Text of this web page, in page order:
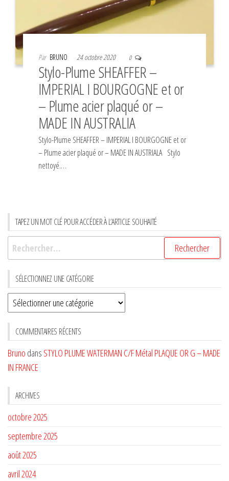
Par BRUNO 24 octobre 2020 0
Stylo-Plume SHEAFFER –
IMPERIAL I BOURGOGNE et or
– Plume acier plaqué or –
MADE IN AUSTRALIA
Stylo-Plume SHEAFFER – IMPERIAL I BOURGOGNE et or
– Plume acier plaqué or – MADE IN AUSTRIALA Stylo
nettoyé.…
TAPEZ UN MOT CLÉ POUR ACCÉDER À L’ARTICLE SOUHAITÉ
Rechercher :
SÉLECTIONNEZ UNE CATÉGORIE
Sélectionnez
une
CATÉGORIE
COMMENTAIRES RÉCENTS
Bruno dans STYLO PLUME WATERMAN C/F Métal PLAQUE OR G – MADE
IN FRANCE
ARCHIVES
octobre 2025
septembre 2025
août 2025
avril 2024